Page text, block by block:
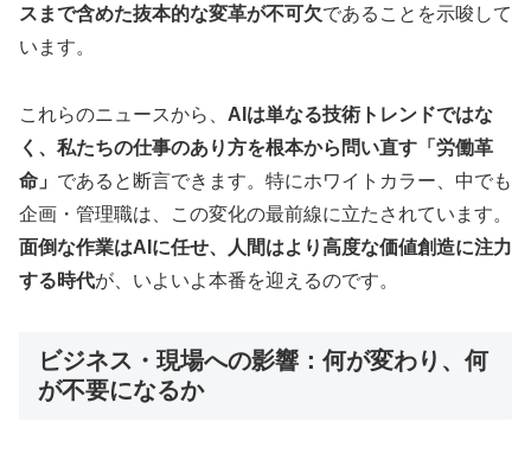
スまで含めた抜本的な変革が不可欠であることを示唆して
います。
これらのニュースから、 AIは単なる技術トレンドではな
く、私たちの仕事のあり方を根本から問い直す「労働革
命」 であると断言できます。特にホワイトカラー、中でも
企画・管理職は、この変化の最前線に立たされています。
面倒な作業はAIに任せ、人間はより高度な価値創造に注力
する時代が、いよいよ本番を迎えるのです。
ビジネス・現場への影響：何が変わり、何
が不要になるか